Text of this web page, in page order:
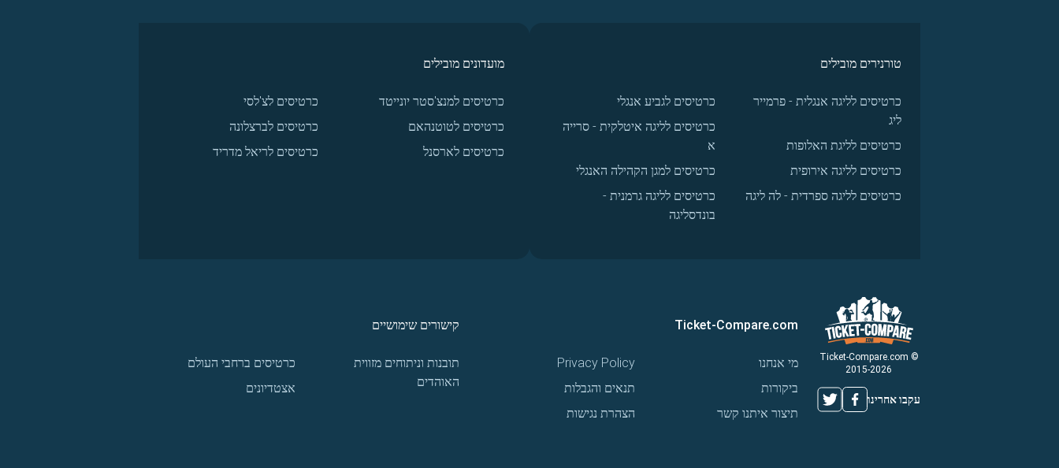
טורנירים מובילים
כרטיסים לליגה אנגלית - פרמייר
ליג
כרטיסים לליגת האלופות
כרטיסים לליגה אירופית
כרטיסים לליגה ספרדית - לה ליגה
כרטיסים לגביע אנגלי
כרטיסים לליגה איטלקית - סרייה
א
כרטיסים למגן הקהילה האנגלי
כרטיסים לליגה גרמנית -
בונדסליגה
מועדונים מובילים
כרטיסים למנצ'סטר יונייטד
כרטיסים לטוטנהאם
כרטיסים לארסנל
כרטיסים לצ'לסי
כרטיסים לברצלונה
כרטיסים לריאל מדריד
© Ticket-Compare.com
2015-2026
עקבו אחרינו
Ticket-Compare.com
מי אנחנו
ביקורות
תיצור איתנו קשר
Privacy Policy
תנאים והגבלות
הצהרת נגישות
קישורים שימושיים
תובנות וניתוחים מזווית
האוהדים
כרטיסים ברחבי העולם
אצטדיונים